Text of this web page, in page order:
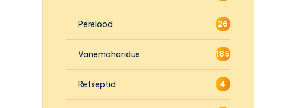
Perelood 26
Vanemaharidus 185
Retseptid 4